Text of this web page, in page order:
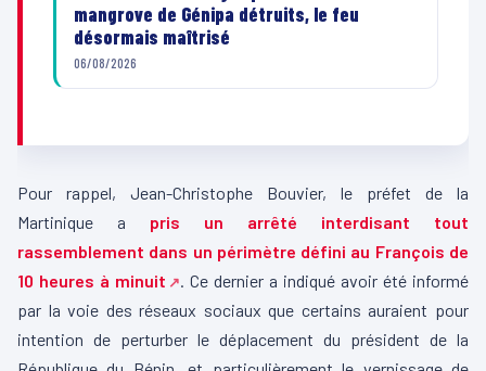
mangrove de Génipa détruits, le feu
désormais maîtrisé
06/08/2026
Pour rappel, Jean-Christophe Bouvier, le préfet de la
Martinique a pris un arrêté interdisant tout
rassemblement dans un périmètre défini au François de
10 heures à minuit
. Ce dernier a indiqué avoir été informé
par la voie des réseaux sociaux que certains auraient pour
intention de perturber le déplacement du président de la